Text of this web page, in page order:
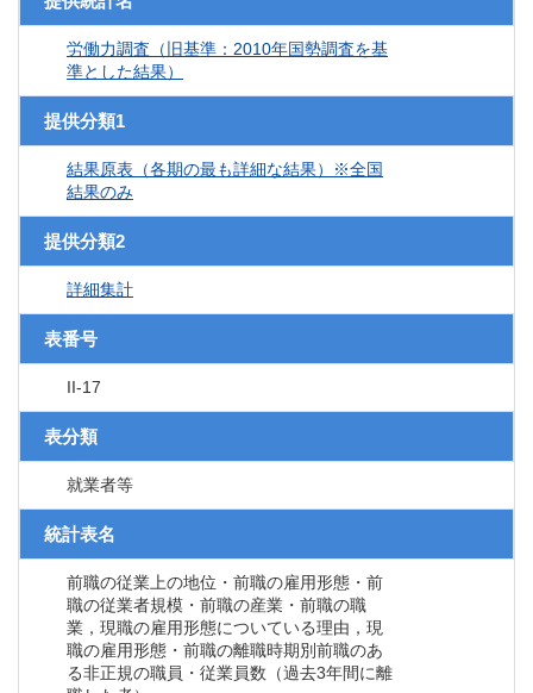
労働力調査（旧基準：2010年国勢調査を基
準とした結果）
提供分類1
結果原表（各期の最も詳細な結果）※全国
結果のみ
提供分類2
詳細集計
表番号
II-17
表分類
就業者等
統計表名
前職の従業上の地位・前職の雇用形態・前
職の従業者規模・前職の産業・前職の職
業，現職の雇用形態についている理由，現
職の雇用形態・前職の離職時期別前職のあ
る非正規の職員・従業員数（過去3年間に離